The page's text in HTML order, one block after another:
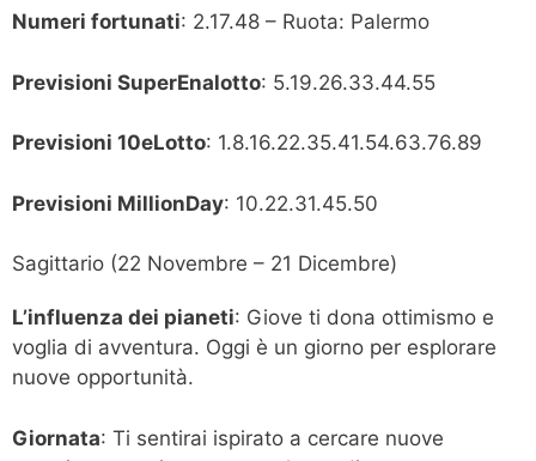
Numeri fortunati: 2.17.48 – Ruota: Palermo
Previsioni SuperEnalotto: 5.19.26.33.44.55
Previsioni 10eLotto: 1.8.16.22.35.41.54.63.76.89
Previsioni MillionDay: 10.22.31.45.50
Sagittario (22 Novembre – 21 Dicembre)
L’influenza dei pianeti: Giove ti dona ottimismo e
voglia di avventura. Oggi è un giorno per esplorare
nuove opportunità.
Giornata: Ti sentirai ispirato a cercare nuove